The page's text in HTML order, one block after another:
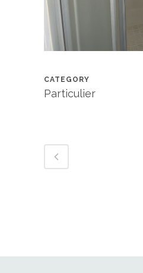
CATEGORY
Particulier